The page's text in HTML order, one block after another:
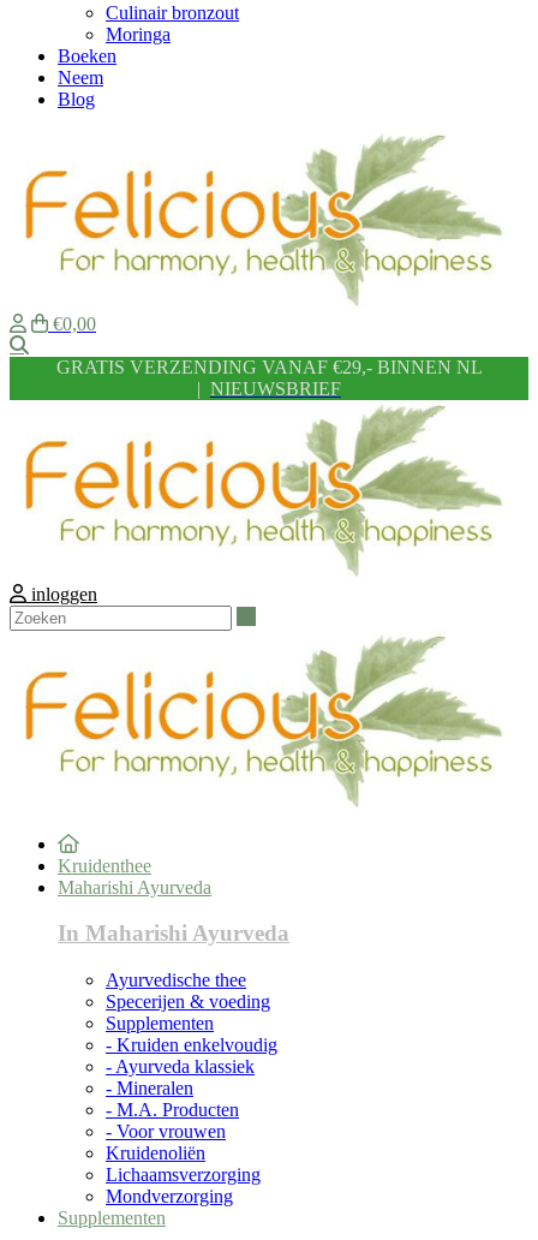
Culinair bronzout
Moringa
Boeken
Neem
Blog
€0,00
GRATIS VERZENDING VANAF €29,- BINNEN NL
| NIEUWSBRIEF
inloggen
Kruidenthee
Maharishi Ayurveda
In Maharishi Ayurveda
Ayurvedische thee
Specerijen & voeding
Supplementen
- Kruiden enkelvoudig
- Ayurveda klassiek
- Mineralen
- M.A. Producten
- Voor vrouwen
Kruidenoliën
Lichaamsverzorging
Mondverzorging
Supplementen